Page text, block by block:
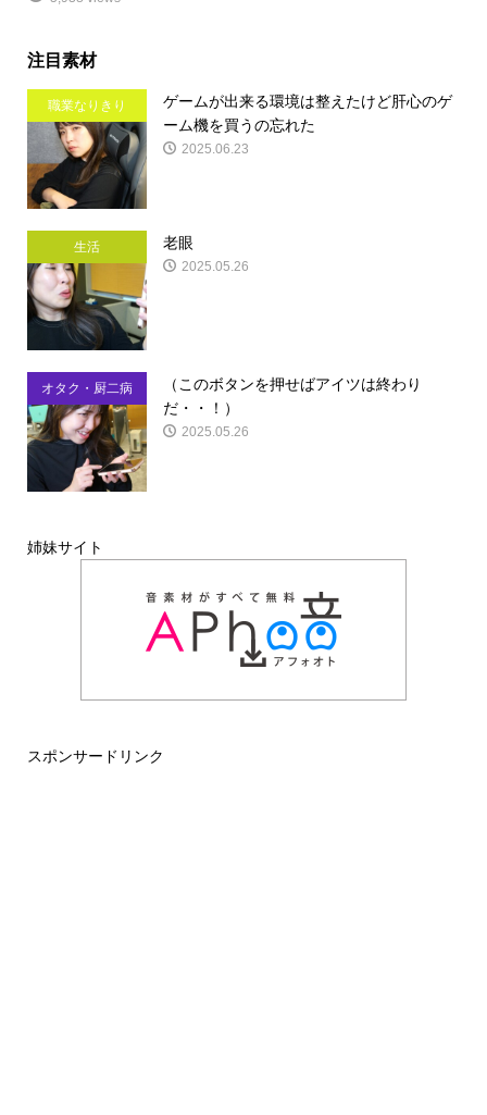
注目素材
職業なりきり
ゲームが出来る環境は整えたけど肝心のゲ
ーム機を買うの忘れた
2025.06.23
生活 老眼
2025.05.26
オタク・厨二病
（このボタンを押せばアイツは終わり
だ・・！）
2025.05.26
姉妹サイト
スポンサードリンク